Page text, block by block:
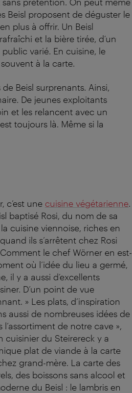
Beisl proposent de déguster le
plus à offrir. Un Beisl
et la bière tirée, d’un
varié. En cuisine, le
à la carte.
Beisl surprenants. Ainsi,
De jeunes exploitants
et les relancent avec un
toujours là. Même si la
c’est une cuisine végétarienne.
baptisé Rosi, du nom de sa
cuisine viennoise, riches en
ils s’arrêtent chez Rosi
le chef Wörner en est-
où l’idée du lieu a germé,
il y a aussi d’excellents
D’un point de vue
» Les plats, d’inspiration
aussi de nombreuses idées de
de notre cave »,
cuisinier du Steirereck y a
plat de viande à la carte
grand-mère. La carte des
des boissons sans alcool et
du Beisl : le lambris en